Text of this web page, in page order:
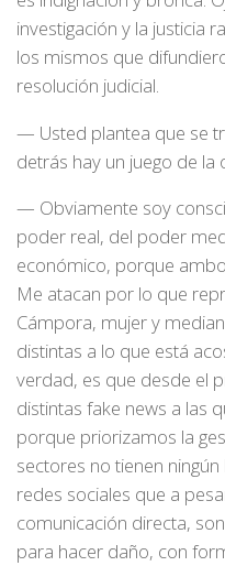
investigación y la justicia
los mismos que
resolución judicial.
— Usted plantea que se
detrás hay un juego de la
— Obviamente soy
poder real, del poder
económico, porque
Me atacan por lo que
Cámpora, mujer y
distintas a lo que está
verdad, es que desde el
distintas fake news a las
porque priorizamos la
sectores no tienen
redes sociales que a
comunicación directa,
para hacer daño, con